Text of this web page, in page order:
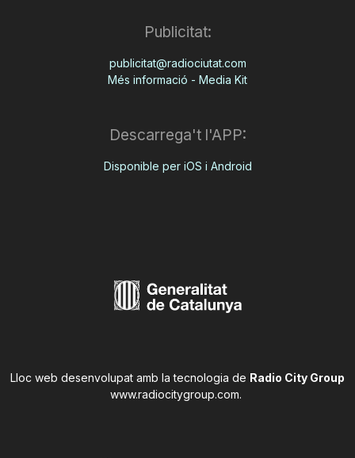
Publicitat:
publicitat@radiociutat.com
Més informació - Media Kit
Descarrega't l'APP:
Disponible per iOS i Android
Lloc web desenvolupat amb la tecnologia de Radio City Group
www.radiocitygroup.com.